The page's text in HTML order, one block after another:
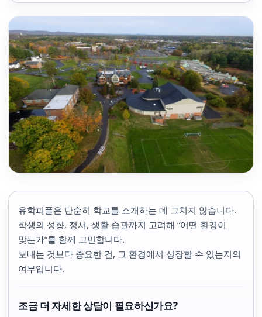
유학피플은 단순히 학교를 소개하는 데 그치지 않습니다.
학생의 성향, 정서, 생활 습관까지 고려해 “어떤 환경이
맞는가”를 함께 고민합니다.
보내는 것보다 중요한 건, 그 환경에서 성장할 수 있는지의
여부입니다.
조금 더 자세한 상담이 필요하신가요?